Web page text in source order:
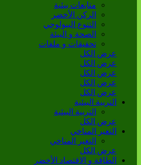
متابعات بيئية
الركن الأخضر
التنوع البيولوجي
الصحة و البيئة
تحقيقات و ملفات
عرض الكل
عرض الكل
عرض الكل
عرض الكل
عرض الكل
التربية البيئية
التربية البيئية
عرض الكل
التغير المناخي
التغير المناخي
عرض الكل
الطاقة و الاقتصاد الأخضر